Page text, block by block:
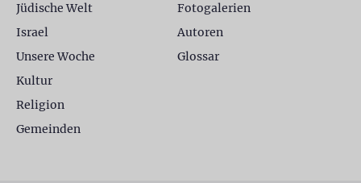
Jüdische Welt
Israel
Unsere Woche
Kultur
Religion
Gemeinden
Fotogalerien
Autoren
Glossar